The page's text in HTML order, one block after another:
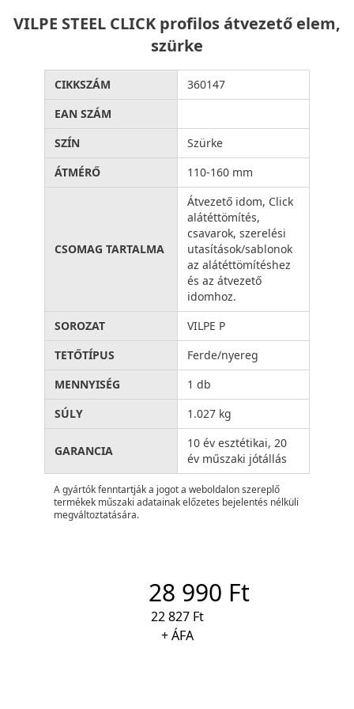
VILPE STEEL CLICK profilos átvezető elem,
szürke
CIKKSZÁM
360147
EAN SZÁM
SZÍN
Szürke
ÁTMÉRŐ
110-160 mm
CSOMAG TARTALMA
Átvezető idom, Click
alátéttömítés,
csavarok, szerelési
utasítások/sablonok
az alátéttömítéshez
és az átvezető
idomhoz.
SOROZAT
VILPE P
TETŐTÍPUS
Ferde/nyereg
MENNYISÉG
1 db
SÚLY
1.027 kg
GARANCIA
10 év esztétikai, 20
év műszaki jótállás
A gyártók fenntartják a jogot a weboldalon szereplő
termékek műszaki adatainak előzetes bejelentés nélküli
megváltoztatására.
28 990 Ft
22 827 Ft
+ ÁFA